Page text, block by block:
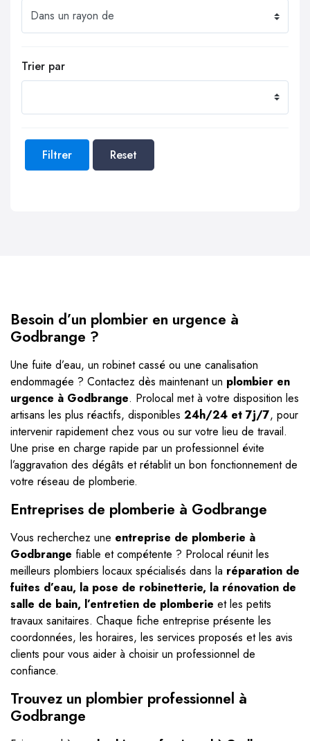
Trier par
Filtrer Reset
Besoin d’un plombier en urgence à
Godbrange ?
Une fuite d’eau, un robinet cassé ou une canalisation
endommagée ? Contactez dès maintenant un plombier en
urgence à Godbrange. Prolocal met à votre disposition les
artisans les plus réactifs, disponibles 24h/24 et 7j/7, pour
intervenir rapidement chez vous ou sur votre lieu de travail.
Une prise en charge rapide par un professionnel évite
l’aggravation des dégâts et rétablit un bon fonctionnement de
votre réseau de plomberie.
Entreprises de plomberie à Godbrange
Vous recherchez une entreprise de plomberie à
Godbrange fiable et compétente ? Prolocal réunit les
meilleurs plombiers locaux spécialisés dans la réparation de
fuites d’eau, la pose de robinetterie, la rénovation de
salle de bain, l’entretien de plomberie et les petits
travaux sanitaires. Chaque fiche entreprise présente les
coordonnées, les horaires, les services proposés et les avis
clients pour vous aider à choisir un professionnel de
confiance.
Trouvez un plombier professionnel à
Godbrange